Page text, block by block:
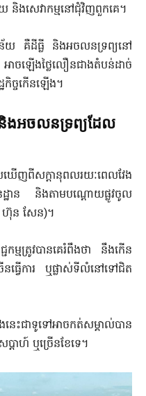
និងសេវាកម្មនៅជុំវិញពួកគេ។
ន័យ គឺដីធ្លី និងអចលនទ្រព្យនៅ
ើងថ្លៃលឿនជាងតំបន់ដាច់
ច្ចកើនឡើង។
និងអចលនទ្រព្យដែល
ពីសក្តានុពលរយៈពេលវែង
ាន និងតាមបណ្តោយផ្លូវចូល
ហ៊ុន សែន)។
ម្មត្រូវបានគេរំពឹងថា នឹងកើន
ធ្វើការ ឬផ្លាស់ទីលំនៅទៅជិត
ះជាទូទៅអាចកត់សម្គាល់បាន
ប្តាហ៍ ឬច្រើនខែទេ។